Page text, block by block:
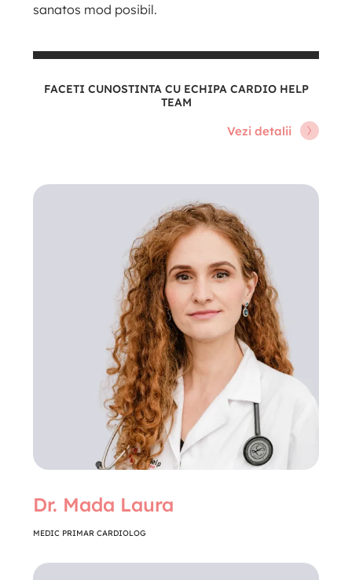
sanatos mod posibil.
FACETI CUNOSTINTA CU ECHIPA CARDIO HELP
TEAM
Vezi detalii
Dr. Mada Laura
MEDIC PRIMAR CARDIOLOG